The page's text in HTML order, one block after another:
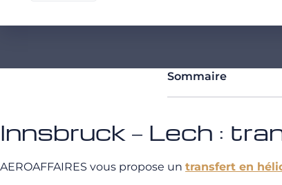
Sommaire
Innsbruck – Lech :
AEROAFFAIRES vous propose un transfert en